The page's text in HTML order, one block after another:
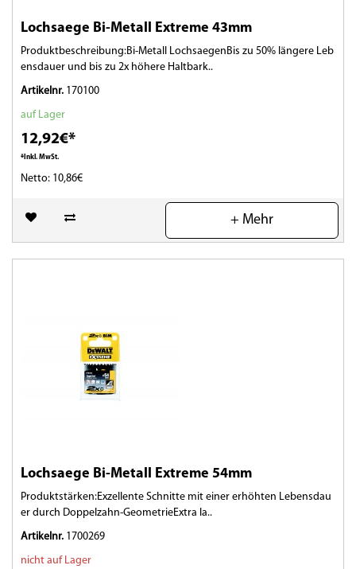
Lochsaege Bi-Metall Extreme 43mm
Produktbeschreibung:Bi-Metall LochsaegenBis zu 50% längere Leb
ensdauer und bis zu 2x höhere Haltbark..
Artikelnr. 170100
auf Lager
12,92€*
*Inkl. MwSt.
Netto: 10,86€
(0)
+ Mehr
Lochsaege Bi-Metall Extreme 54mm
Produktstärken:Exzellente Schnitte mit einer erhöhten Lebensdau
er durch Doppelzahn-GeometrieExtra la..
Artikelnr. 1700269
nicht auf Lager